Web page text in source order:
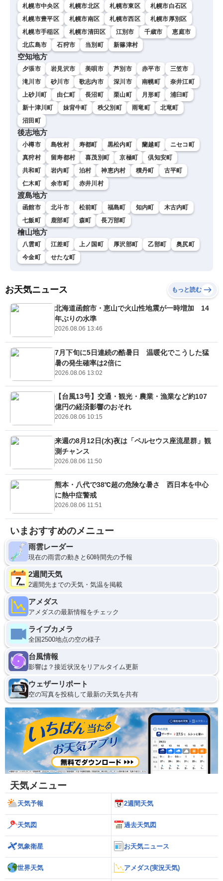
札幌市中央区 札幌市北区 札幌市東区
札幌市白石区
札幌市豊平区
札幌市南区 札幌市西区
札幌市厚別区
札幌市手稲区
札幌市清田区 江別市 千歳市
恵庭市
北広島市
石狩市 当別町 新篠津村
空知地方
夕張市 岩見沢市 美唄市 芦別市 赤平市
三笠市
滝川市
砂川市 歌志内市 深川市 南幌町
奈井江町
上砂川町
由仁町 長沼町 栗山町 月形町
浦臼町
新十津川町
妹背牛町 秩父別町 雨竜町
北竜町
沼田町
後志地方
小樽市 島牧村 寿都町 黒松内町 蘭越町
ニセコ町
真狩村
留寿都村 喜茂別町 京極町
倶知安町
共和町
岩内町 泊村 神恵内村 積丹町
古平町
仁木町
余市町 赤井川村
渡島地方
函館市 北斗市 松前町 福島町 知内町
木古内町
七飯町
鹿部町 森町 長万部町
檜山地方
八雲町 江差町 上ノ国町 厚沢部町 乙部町
奥尻町
今金町
せたな町
お天気ニュース もっと読む
北海道函館市・恵山で火山性地震が一時増加 14
年ぶりの水準
2026.08.06 13:46
7月下旬に5日連続の酷暑日 温暖化でこうした猛
暑の発生確率は2倍に
2026.08.06 13:02
【台風13号】交通・観光・農業・漁業など約107
億円の経済影響のおそれ
2026.08.06 10:15
来週の8月12日(水)夜は「ペルセウス座流星群」観
測チャンス
2026.08.06 11:50
熊本・八代で38℃超の危険な暑さ 西日本を中心
に熱中症警戒
2026.08.06 11:51
いまおすすめのメニュー
雨雲レーダー
現在の雨雲の動きと60時間先の予報
2週間天気
2週間先までの天気・気温を掲載
アメダス
アメダスの最新情報をチェック
ライブカメラ
全国2500地点の空の様子
台風情報
影響は？接近状況をリアルタイム更新
ウェザーリポート
空の写真を投稿して最新の天気を共有
天気メニュー
天気予報 2週間天気
天気図 過去天気図
気象衛星 お天気ニュース
世界天気 アメダス(実況天気)